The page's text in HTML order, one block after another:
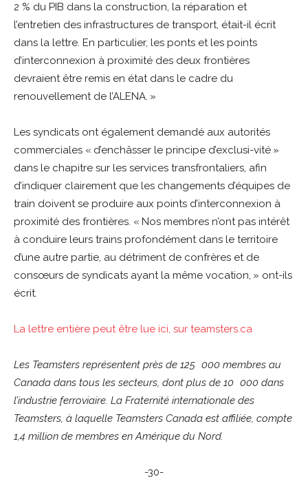
2 % du PIB dans la construction, la réparation et
l’entretien des infrastructures de transport, était-il écrit
dans la lettre. En particulier, les ponts et les points
d’interconnexion à proximité des deux frontières
devraient être remis en état dans le cadre du
renouvellement de l’ALENA. »
Les syndicats ont également demandé aux autorités
commerciales « d’enchâsser le principe d’exclusi-vité »
dans le chapitre sur les services transfrontaliers, afin
d’indiquer clairement que les changements d’équipes de
train doivent se produire aux points d’interconnexion à
proximité des frontières. « Nos membres n’ont pas intérêt
à conduire leurs trains profondément dans le territoire
d’une autre partie, au détriment de confrères et de
consœurs de syndicats ayant la même vocation, » ont-ils
écrit.
La lettre entière peut être lue ici, sur teamsters.ca
Les Teamsters représentent près de 125 000 membres au
Canada dans tous les secteurs, dont plus de 10 000 dans
l’industrie ferroviaire. La Fraternité internationale des
Teamsters, à laquelle Teamsters Canada est affiliée, compte
1,4 million de membres en Amérique du Nord.
-30-